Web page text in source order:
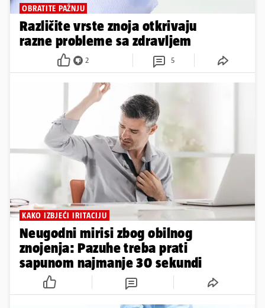
OBRATITE PAŽNJU
Različite vrste znoja otkrivaju
razne probleme sa zdravljem
2 5
KAKO IZBJEĆI IRITACIJU
Neugodni mirisi zbog obilnog
znojenja: Pazuhe treba prati
sapunom najmanje 30 sekundi